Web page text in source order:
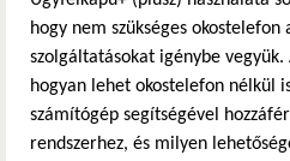
hogy nem szükséges okostelefon
szolgáltatásokat igénybe
hogyan lehet okostelefon nélkül
számítógép segítségével
rendszerhez, és milyen